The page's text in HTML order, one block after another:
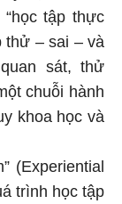
tập thực
thử – sai – và
sát, thử
chuỗi hành
khoa học và
(Experiential
trình học tập